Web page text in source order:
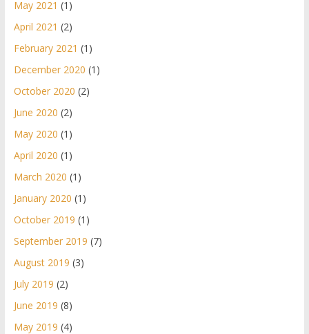
May 2021 (1)
April 2021 (2)
February 2021 (1)
December 2020 (1)
October 2020 (2)
June 2020 (2)
May 2020 (1)
April 2020 (1)
March 2020 (1)
January 2020 (1)
October 2019 (1)
September 2019 (7)
August 2019 (3)
July 2019 (2)
June 2019 (8)
May 2019 (4)